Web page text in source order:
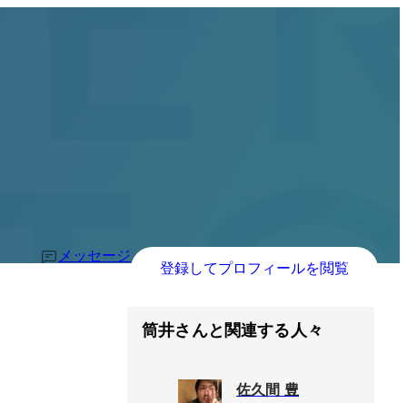
メッセージ
登録してプロフィールを閲覧
筒井さんと関連する人々
佐久間 豊